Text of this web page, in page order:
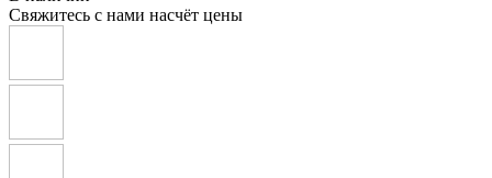
Свяжитесь с нами насчёт цены